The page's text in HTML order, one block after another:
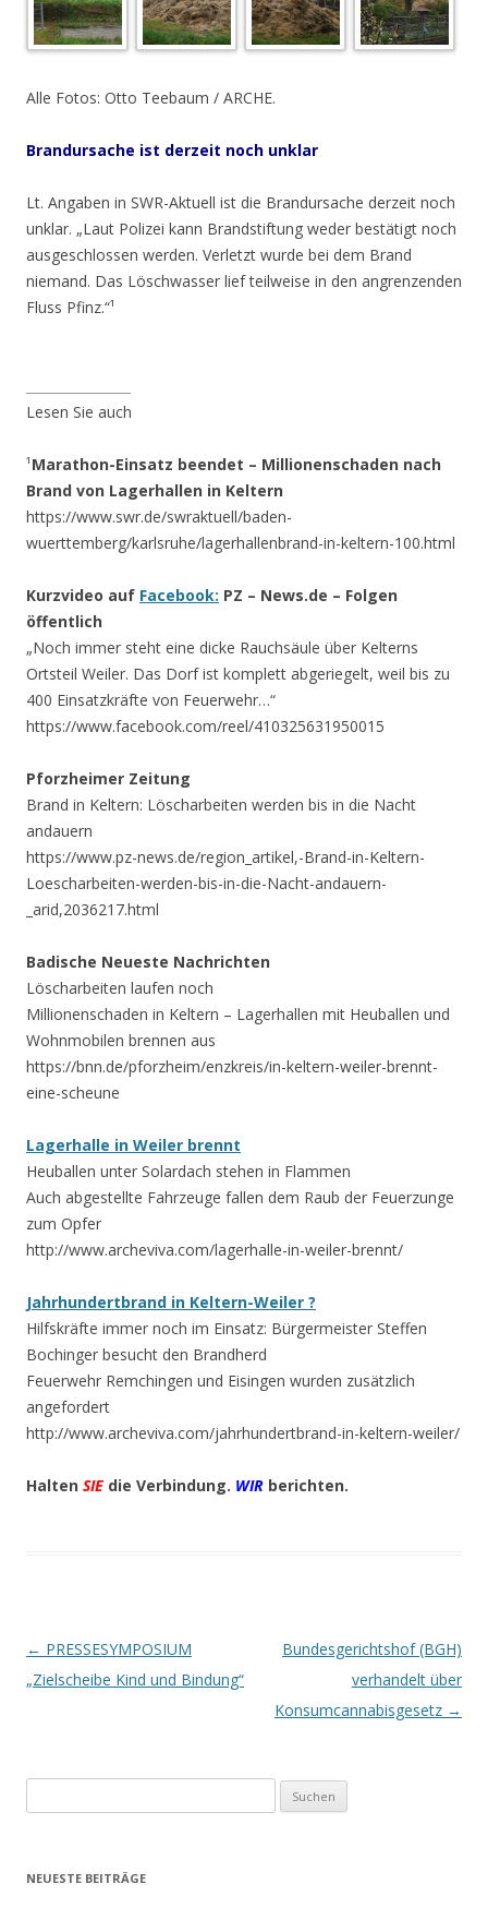
Alle Fotos: Otto Teebaum / ARCHE.
Brandursache ist derzeit noch unklar
Lt. Angaben in SWR-Aktuell ist die Brandursache derzeit noch
unklar. „Laut Polizei kann Brandstiftung weder bestätigt noch
ausgeschlossen werden. Verletzt wurde bei dem Brand
niemand. Das Löschwasser lief teilweise in den angrenzenden
Fluss Pfinz.“¹
Lesen Sie auch
¹Marathon-Einsatz beendet – Millionenschaden nach
Brand von Lagerhallen in Keltern
https://www.swr.de/swraktuell/baden-
wuerttemberg/karlsruhe/lagerhallenbrand-in-keltern-100.html
Kurzvideo auf Facebook: PZ – News.de – Folgen
öffentlich
„Noch immer steht eine dicke Rauchsäule über Kelterns
Ortsteil Weiler. Das Dorf ist komplett abgeriegelt, weil bis zu
400 Einsatzkräfte von Feuerwehr…“
https://www.facebook.com/reel/410325631950015
Pforzheimer Zeitung
Brand in Keltern: Löscharbeiten werden bis in die Nacht
andauern
https://www.pz-news.de/region_artikel,-Brand-in-Keltern-
Loescharbeiten-werden-bis-in-die-Nacht-andauern-
_arid,2036217.html
Badische Neueste Nachrichten
Löscharbeiten laufen noch
Millionenschaden in Keltern – Lagerhallen mit Heuballen und
Wohnmobilen brennen aus
https://bnn.de/pforzheim/enzkreis/in-keltern-weiler-brennt-
eine-scheune
Lagerhalle in Weiler brennt
Heuballen unter Solardach stehen in Flammen
Auch abgestellte Fahrzeuge fallen dem Raub der Feuerzunge
zum Opfer
http://www.archeviva.com/lagerhalle-in-weiler-brennt/
Jahrhundertbrand in Keltern-Weiler ?
Hilfskräfte immer noch im Einsatz: Bürgermeister Steffen
Bochinger besucht den Brandherd
Feuerwehr Remchingen und Eisingen wurden zusätzlich
angefordert
http://www.archeviva.com/jahrhundertbrand-in-keltern-weiler/
Halten SIE die Verbindung. WIR berichten.
Beitrags-
Navigation
← PRESSESYMPOSIUM
„Zielscheibe Kind und Bindung“
Bundesgerichtshof (BGH)
verhandelt über
Konsumcannabisgesetz →
nach:
NEUESTE BEITRÄGE